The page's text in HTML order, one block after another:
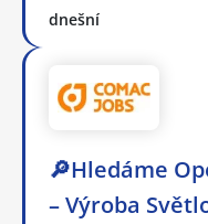
dnešní
🔎Hledáme
– Výroba